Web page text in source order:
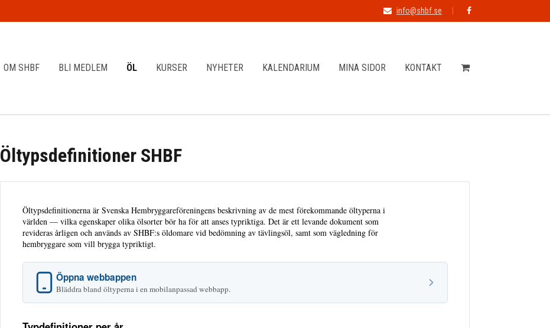
info@shbf.se
OM SHBF BLI MEDLEM ÖL KURSER NYHETER KALENDARIUM MINA SIDOR KONTAKT
Öltypsdefinitioner SHBF